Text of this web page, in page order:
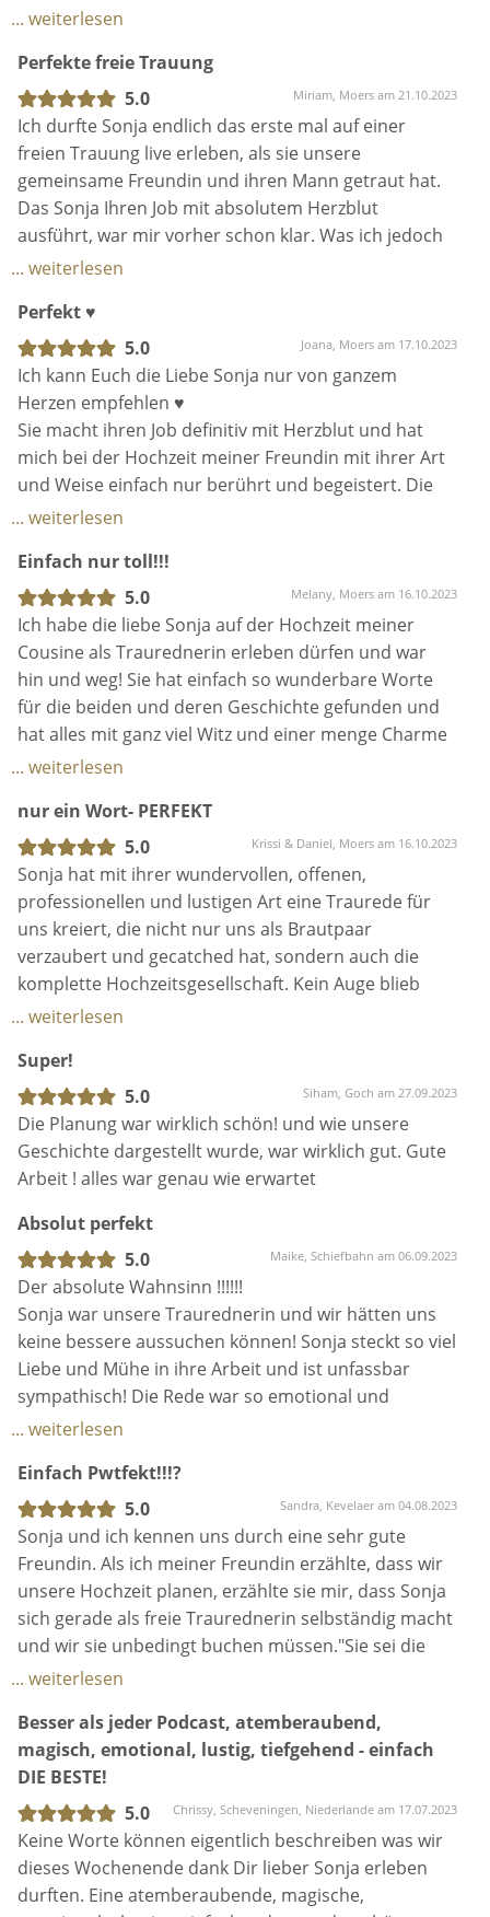
super dankbar, sie als Teil unseres besonderen
Trauung nicht schöner vorstellen können. Locker,
herzlich aber auch super humorvoll. Es hat perfekt
zu uns gepasst! Man merkt wie viel Arbeit und
Leidenschaft Sonja in ihre Reden steckt. Nicht nur wir
waren begeistert, sondern auch unsere Familien und
Freunde.
Eine absolute Herzensempfehlung ❣️
... weiterlesen
Perfekte freie Trauung
5.0
Miriam, Moers am 21.10.2023
Ich durfte Sonja endlich das erste mal auf einer
freien Trauung live erleben, als sie unsere
gemeinsame Freundin und ihren Mann getraut hat.
Das Sonja Ihren Job mit absolutem Herzblut
ausführt, war mir vorher schon klar. Was ich jedoch
noch mal live erleben durfte, hat all meine
Ich habe selbst eine freie Trauung gehabt und bin
daher mit dieser Art zu heiraten vertraut.
Aber….was Sonja da mit ihrer wundervollen Art
zaubert ist schon magisch.
Sie hat uns alle auf eine wunderschöne Reise
mitgenommen indem sie die Geschichte und
Vergangenheit des Brautpaares erzählt.
Sie hat die Angehörigen so wundervoll mit in die
Es war so emotional, spannend und ja auch mal
lustig!
Ich könnte noch 1.000 andere positive Dinge
aufzählen…
Das wichtigste ist aber:
Sonja ist für mich die beste Traurednerin die ihr
finden könnt.
Spätestens beim ersten Kennenlernen werdet ihr
genau das bringt sie an Eurem großen Tag auf den
Punkt.
Sonja…weiter so! Du bist großartig!!!
... weiterlesen
Perfekt ♥️
5.0
Joana, Moers am 17.10.2023
Ich kann Euch die Liebe Sonja nur von ganzem
Herzen empfehlen ♥️
Sie macht ihren Job definitiv mit Herzblut und hat
mich bei der Hochzeit meiner Freundin mit ihrer Art
und Weise einfach nur berührt und begeistert. Die
Trauung wurde sehr liebevoll und vor allem
selbst mit vollen Emotionen und dem eigenen Herz
dabei ♥️
... weiterlesen
Einfach nur toll!!!
5.0
Melany, Moers am 16.10.2023
Ich habe die liebe Sonja auf der Hochzeit meiner
Cousine als Traurednerin erleben dürfen und war
hin und weg! Sie hat einfach so wunderbare Worte
für die beiden und deren Geschichte gefunden und
hat alles mit ganz viel Witz und einer menge Charme
rüber gebracht. Aber auch die ein oder andere Träne
wirklich „gefühlsintensiv“ 🥰 hätte ich nicht bereits
vor Jahren geheiratet, wäre Sonja auf jeden Fall für
meine Hochzeit eingeplant ☺️
Also absolut empfehlenswert!
Und wie ich von meiner Cousine weiß, waren auch
die Treffen für die Vorgespräche schon total schön
😊 Sie nimmt sich wirklich viel Zeit und macht sich
viele Gedanken, was sich in der Rede auch
Ich wünsche ihr alles Liebe und möchte nur sagen:
mach weiter so! 🥰
... weiterlesen
nur ein Wort- PERFEKT
5.0
Krissi & Daniel, Moers am 16.10.2023
Sonja hat mit ihrer wundervollen, offenen,
professionellen und lustigen Art eine Traurede für
uns kreiert, die nicht nur uns als Brautpaar
verzaubert und gecatched hat, sondern auch die
komplette Hochzeitsgesellschaft. Kein Auge blieb
trocken und sie hat so viel Liebe versprüht, dass wir
Trauung denken.
Wir konnten uns im Vorhinein schon keine bessere
oder andere Traurednerin vorstellen, aber sind im
Nachhinein so so happy und dankbar, dass Sonja
uns unseren Tag so unvergesslich gemacht hat. Eine
Alles du liebe Seele ♡.
... weiterlesen
Super!
5.0
Siham, Goch am 27.09.2023
Die Planung war wirklich schön! und wie unsere
Geschichte dargestellt wurde, war wirklich gut. Gute
Arbeit ! alles war genau wie erwartet
Absolut perfekt
5.0
Maike, Schiefbahn am 06.09.2023
Der absolute Wahnsinn !!!!!!
Sonja war unsere Traurednerin und wir hätten uns
keine bessere aussuchen können! Sonja steckt so viel
Liebe und Mühe in ihre Arbeit und ist unfassbar
sympathisch! Die Rede war so emotional und
gefühlvoll! Unsere Gäste wurden mit eingebunden
Die Trauung war für uns der wichtigste Teil und
Sonja hat einfach alles gegeben und ihr ganzes Herz
spielen lassen und uns diesen Tag damit perfekt
gemacht.
Auch die Vorbereitungen haben uns viel Freude
bereitet . Wir waren sofort auf einer Wellenlänge und
hatten jederzeit einen Ansprechpartner!
Wir danken dir von ganzen Herzen ! ♥️♥️♥️♥️
... weiterlesen
Einfach Pwtfekt!!!?
5.0
Sandra, Kevelaer am 04.08.2023
Sonja und ich kennen uns durch eine sehr gute
Freundin. Als ich meiner Freundin erzählte, dass wir
unsere Hochzeit planen, erzählte sie mir, dass Sonja
sich gerade als freie Traurednerin selbständig macht
und wir sie unbedingt buchen müssen."Sie sei die
BESTE!!!"
Mit ihrer positiven, fröhlichen und lockeren Art hat
sie uns schon bei den Vorgesprächen umgehauen.
Sie hat jede kleinste Emotion aus uns rausgekitzelt
und somit wussten wir, dass genau SIE die richtige
ist.
Die Trauung war einfach der Hammer. Wir waren
soooo geflasht. Sonja hat genau die richtigen Worte
... weiterlesen
Besser als jeder Podcast, atemberaubend,
magisch, emotional, lustig, tiefgehend - einfach
DIE BESTE!
5.0
Chrissy, Scheveningen, Niederlande am 17.07.2023
Keine Worte können eigentlich beschreiben was wir
dieses Wochenende dank Dir lieber Sonja erleben
durften. Eine atemberaubende, magische,